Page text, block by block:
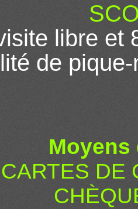
libre et
de
Moyens
DE